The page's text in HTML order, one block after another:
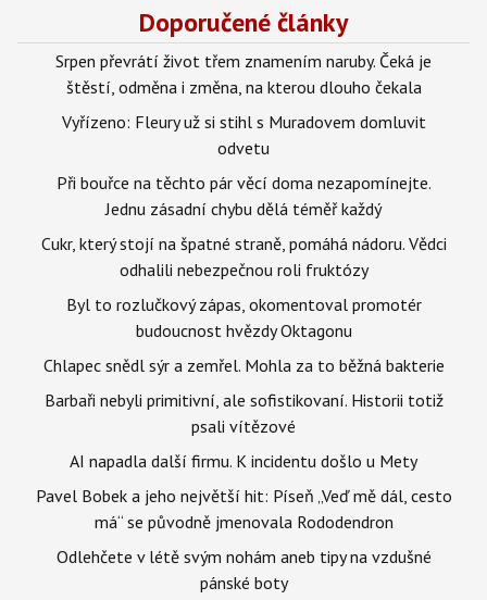
Doporučené články
Srpen převrátí život třem znamením naruby. Čeká je
štěstí, odměna i změna, na kterou dlouho čekala
Vyřízeno: Fleury už si stihl s Muradovem domluvit
odvetu
Při bouřce na těchto pár věcí doma nezapomínejte.
Jednu zásadní chybu dělá téměř každý
Cukr, který stojí na špatné straně, pomáhá nádoru. Vědci
odhalili nebezpečnou roli fruktózy
Byl to rozlučkový zápas, okomentoval promotér
budoucnost hvězdy Oktagonu
Chlapec snědl sýr a zemřel. Mohla za to běžná bakterie
Barbaři nebyli primitivní, ale sofistikovaní. Historii totiž
psali vítězové
AI napadla další firmu. K incidentu došlo u Mety
Pavel Bobek a jeho největší hit: Píseň „Veď mě dál, cesto
má“ se původně jmenovala Rododendron
Odlehčete v létě svým nohám aneb tipy na vzdušné
pánské boty